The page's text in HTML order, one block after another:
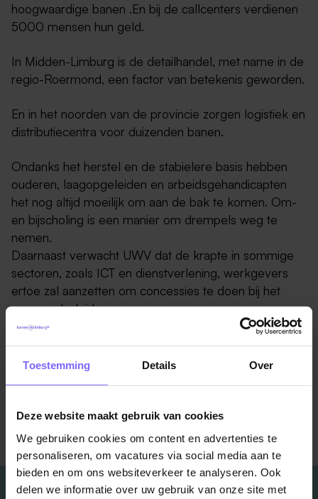
Toestemming Details Over
Deze website maakt gebruik van cookies
We gebruiken cookies om content en advertenties te
personaliseren, om vacatures via social media aan te
bieden en om ons websiteverkeer te analyseren. Ook
delen we informatie over uw gebruik van onze site met
hoogwaardige banen .En bij de callcenters verdienen
5000 mensen hun geld.
In Midden-Limburg is de detailhandel, met name in de
regio-Roermond, een factor van betekenis geworden.
En in het noorden van de provincie zorgen logistiek en
distributiecentra voor duizenden banen.
Ondanks het herstel en de stabielere basis hebben
ouderen, laagopgeleiden en arbeidsgehandicapten
het nog altijd moeilijk om aan de bak te komen. Om-
en bijscholing is een manier om drempels weg te
nemen.
Daarnaast verwacht UWV dat de krapte in sommige
sectoren, zoals ICT en dienstverlening, werkgevers
ertoe zal aanzetten om concessies te doen bij het
aannamebeleid.
Bron : UWV
Terug naar alle items